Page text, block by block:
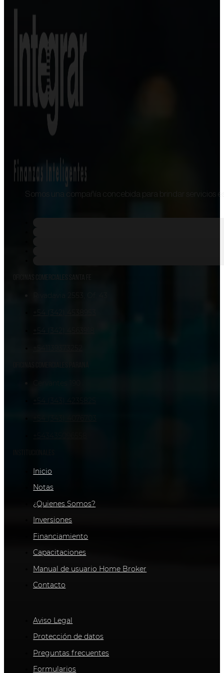
Somos una compañía concebida para brindar servicios
Oficinas comerciales Santa Fe
Rivadavia 2553, Of. 43
Inicio
Notas
¿Quienes Somos?
Inversiones
Financiamiento
Capacitaciones
Manual de usuario Home Broker
Contacto
Aviso Legal
Protección de datos
Preguntas frecuentes
Formularios